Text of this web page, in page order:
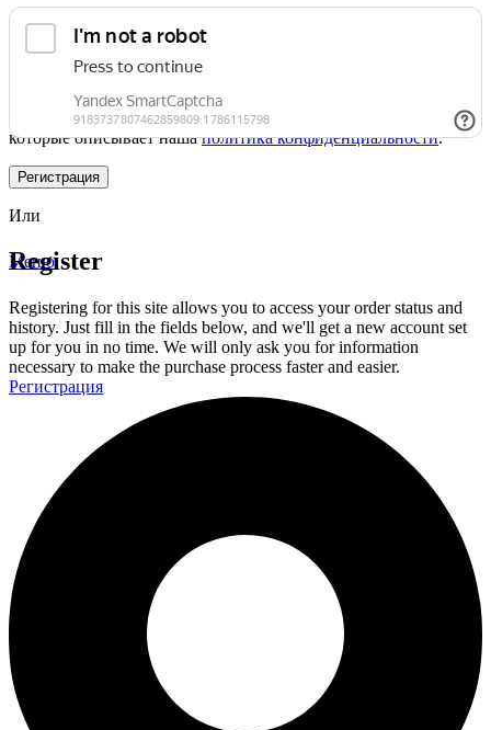
Нажимая на кнопку «Отправить», Вы даете согласие на
обработку персональных данных в соответствии с условиями
Меню
Ссылка для установки нового пароля будет отправлена ​​на ваш
адрес электронной почты.
Ваши персональные данные будут использоваться для
упрощения вашего дальнейшего взаимодействия с сайтом,
управления доступом к вашему аккаунту и для прочих целей,
которые описывает нашаполитика конфиденциальности.
Регистрация
Или
Register
Registering for this site allows you to access your order status and
history. Just fill in the fields below, and we'll get a new account set
up for you in no time. We will only ask you for information
necessary to make the purchase process faster and easier.
Регистрация